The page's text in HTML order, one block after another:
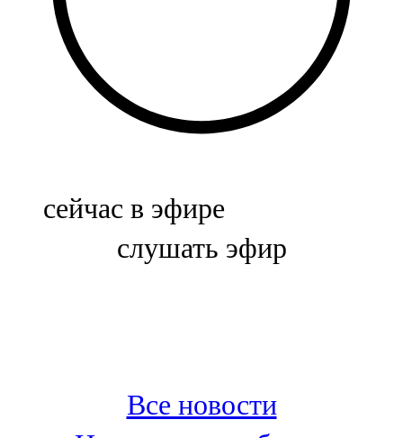
Баулы
107,5 FM
Биләр
Болгар
100,3 FM
Зәй
сейчас в эфире
слушать эфир
Все новости